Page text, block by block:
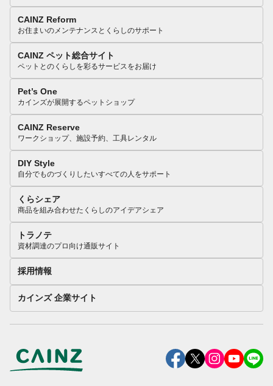
CAINZ Reform
お住まいのメンテナンスとくらしのサポート
CAINZ ペット総合サイト
ペットとのくらしを彩るサービスをお届け
Pet’s One
カインズが展開するペットショップ
CAINZ Reserve
ワークショップ、施設予約、工具レンタル
DIY Style
自分でものづくりしたいすべての人をサポート
くらシェア
商品を組み合わせたくらしのアイデアシェア
トラノテ
資材調達のプロ向け通販サイト
採用情報
カインズ 企業サイト